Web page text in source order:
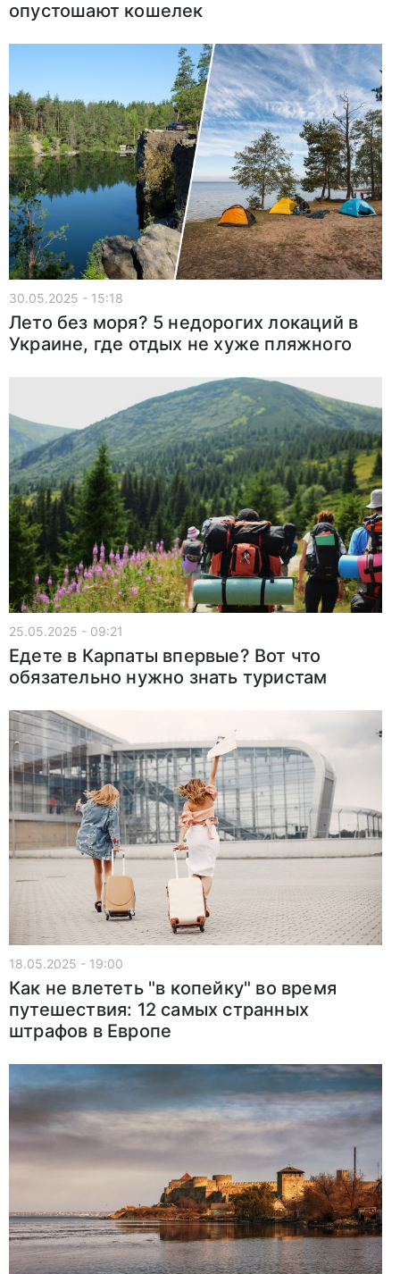
опустошают кошелек
30.05.2025 - 15:18
Лето без моря? 5 недорогих локаций в
Украине, где отдых не хуже пляжного
25.05.2025 - 09:21
Едете в Карпаты впервые? Вот что
обязательно нужно знать туристам
18.05.2025 - 19:00
Как не влететь "в копейку" во время
путешествия: 12 самых странных
штрафов в Европе